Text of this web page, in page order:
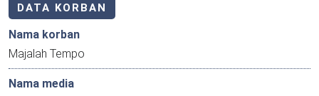
DATA KORBAN
Nama korban
Majalah Tempo
Nama media